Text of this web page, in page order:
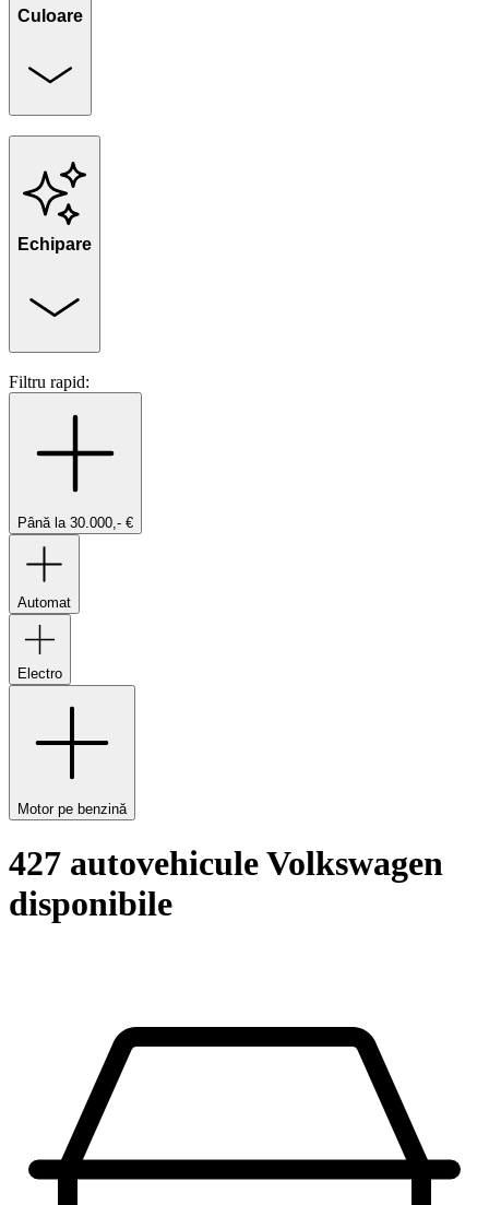
Culoare
Echipare
Filtru rapid:
Până la 30.000,- €
Automat
Electro
Motor pe benzină
427 autovehicule Volkswagen
disponibile